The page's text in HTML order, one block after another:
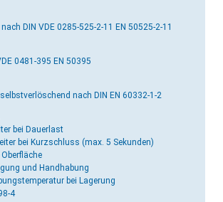
nach DIN VDE 0285-525-2-11 EN 50525-2-11
0481-395 EN 50395
nach DIN EN 60332-1-2
bei Dauerlast
bei Kurzschluss (max. 5 Sekunden)
und Handhabung
bei Lagerung
4